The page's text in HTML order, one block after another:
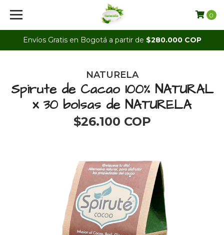
Envíos Gratis en Bogotá a partir de $280.000 COP
0
NATURELA
Spirute de Cacao 100% NATURAL
x 30 bolsas de NATURELA
$26.100 COP